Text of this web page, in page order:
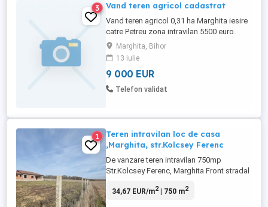
3 Vand teren agricol cadastrat
Vand teren agricol 0,31 ha Marghita iesire
catre Petreu zona intravilan 5500 euro.
Vand teren agricol aproape de parcul
industrial din Marghita 0,42 ha zona catre
Petreu 3500 euro
Marghita, Bihor
13 iulie
9 000 EUR
Telefon validat
1
Teren intravilan loc de casa
,Marghita, str.Kolcsey Ferenc
De vanzare teren intravilan 750mp
Str.Kolcsey Ferenc, Marghita Front stradal
Utilități in apropiere Împrejmuit Preț 26.000
34,67 EUR/m2| 750 m2